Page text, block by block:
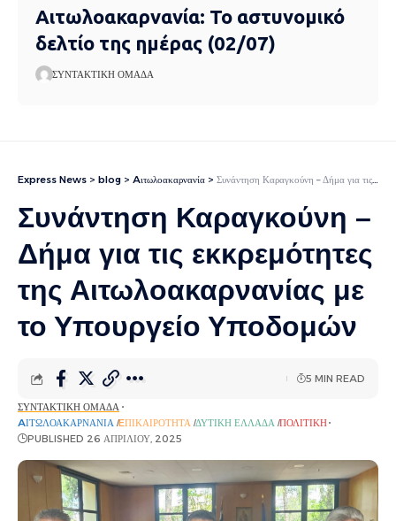
Αιτωλοακαρνανία: Το αστυνομικό
δελτίο της ημέρας (02/07)
ΣΥΝΤΑΚΤΙΚΉ ΟΜΆΔΑ
Express News > blog > Aιτωλοακαρνανία > Συνάντηση Καραγκούνη – Δήμα για τις εκκρεμότητες της Αιτωλοακαρνανίας με το Υπουργείο Υποδομών
Συνάντηση Καραγκούνη –
Δήμα για τις εκκρεμότητες
της Αιτωλοακαρνανίας με
το Υπουργείο Υποδομών
ΣΥΝΤΑΚΤΙΚΉ ΟΜΆΔΑ
AΙΤΩΛΟΑΚΑΡΝΑΝΊΑ EΠΙΚΑΙΡΌΤΗΤΑ ΔΥΤΙΚΉ ΕΛΛΆΔΑ ΠΟΛΙΤΙΚΉ
PUBLISHED 26 ΑΠΡΙΛΊΟΥ, 2025
5 MIN READ